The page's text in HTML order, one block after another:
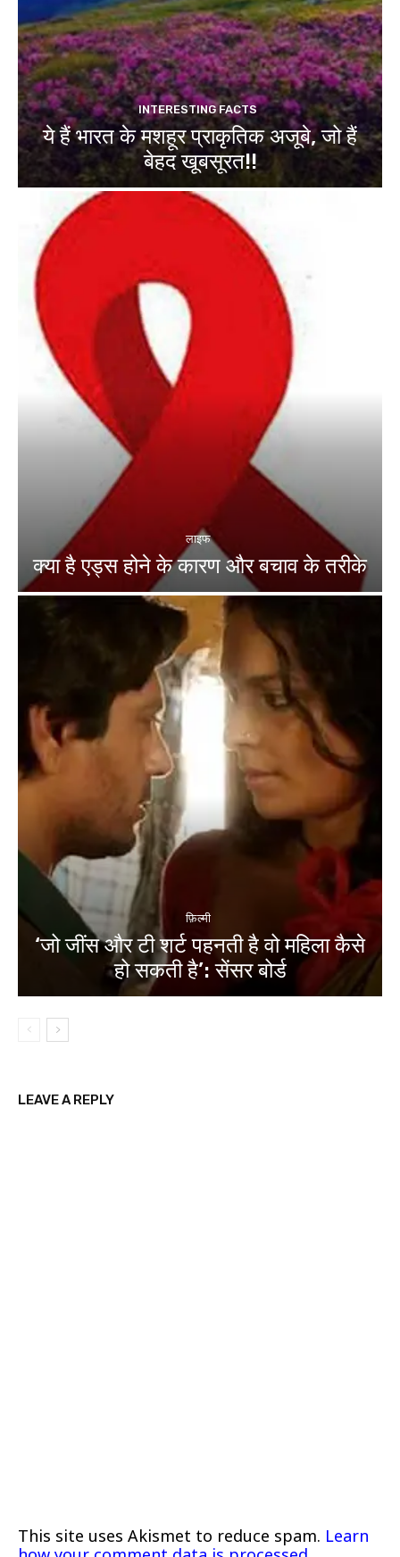
INTERESTING FACTS
ये हैं भारत के मशहूर प्राकृतिक अजूबे, जो हैं
बेहद खूबसूरत!!
लाइफ
क्या है एड्स होने के कारण और बचाव के तरीके
फ़िल्मी
‘जो जींस और टी शर्ट पहनती है वो महिला कैसे
हो सकती है’: सेंसर बोर्ड
LEAVE A REPLY
This site uses Akismet to reduce spam. Learn